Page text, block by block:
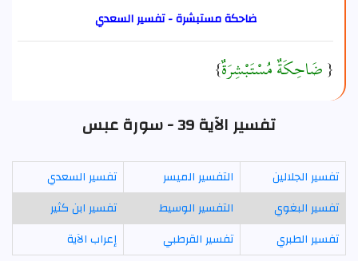
ضاحكة مستبشرة - تفسير السعدي
{ضَاحِكَةٌ مُسْتَبْشِرَةٌ}
تفسير الآية 39 - سورة عبس
تفسير الجلالين التفسير الميسر
تفسير السعدي
تفسير البغوي
التفسير الوسيط
تفسير ابن كثير
تفسير الطبري
تفسير القرطبي إعراب الآية